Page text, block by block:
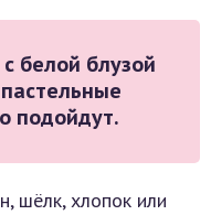
белой блузой
подойдут.
шёлк, хлопок или